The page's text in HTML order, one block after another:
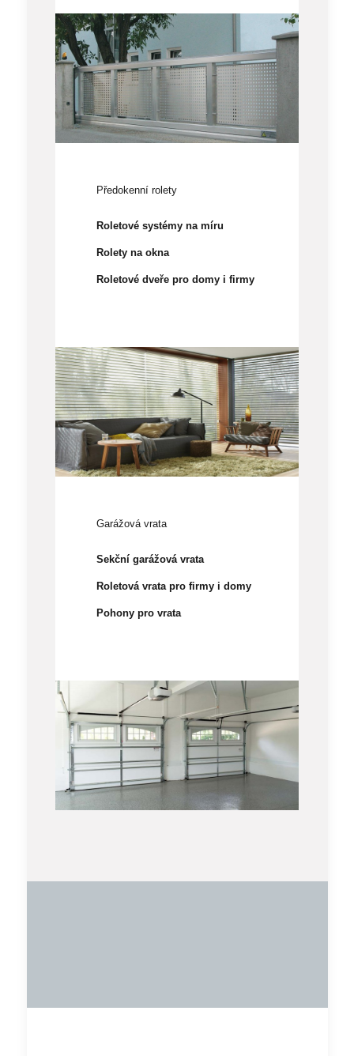
Předokenní rolety
Roletové systémy na míru
Rolety na okna
Roletové dveře pro domy i firmy
Garážová vrata
Sekční garážová vrata
Roletová vrata pro firmy i domy
Pohony pro vrata